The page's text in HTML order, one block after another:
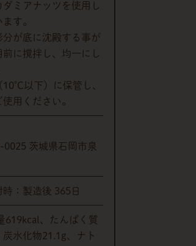
ダミアナッツを使用し
す。
分が底に沈殿する事が
に撹拌し、均一にし
10℃以下）に保管し、
用ください。
茨城県石岡市泉
時：製造後 365日
619kcal、たんぱく質
水化物21.1g、ナト